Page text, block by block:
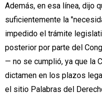
Además, en esa línea, dijo
suficientemente la
impedido el trámite
posterior por parte del
— no se cumplió, ya que la
dictamen en los plazos
el sitio Palabras del